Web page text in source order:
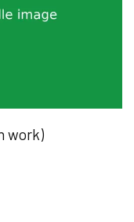
work)